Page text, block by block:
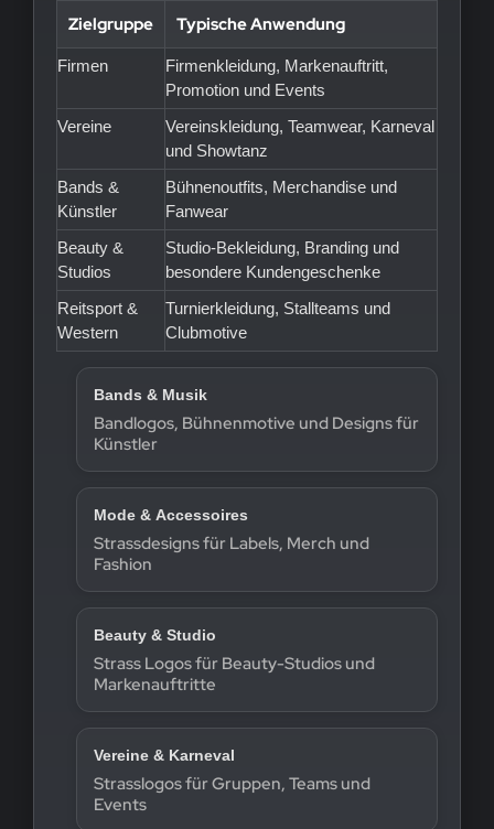
Zielgruppe Typische Anwendung
Firmen
Firmenkleidung, Markenauftritt,
Promotion und Events
Vereine
Vereinskleidung, Teamwear, Karneval
und Showtanz
Bands &
Künstler
Bühnenoutfits, Merchandise und
Fanwear
Beauty &
Studios
Studio-Bekleidung, Branding und
besondere Kundengeschenke
Reitsport &
Western
Turnierkleidung, Stallteams und
Clubmotive
Bands & Musik
Bandlogos, Bühnenmotive und Designs für
Künstler
Mode & Accessoires
Strassdesigns für Labels, Merch und
Fashion
Beauty & Studio
Strass Logos für Beauty-Studios und
Markenauftritte
Vereine & Karneval
Strasslogos für Gruppen, Teams und
Events